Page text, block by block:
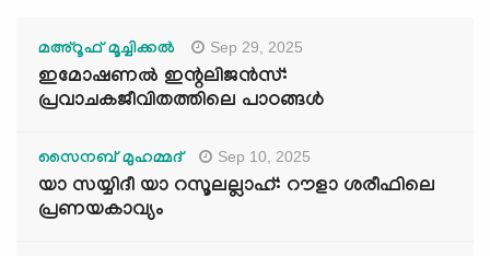
മഅ്റൂഫ് മൂച്ചിക്കല്‍ Sep 29, 2025
ഇമോഷണൽ ഇന്റലിജൻസ്:
പ്രവാചകജീവിതത്തിലെ പാഠങ്ങൾ
സൈനബ് മുഹമ്മദ് Sep 10, 2025
യാ സയ്യിദീ യാ റസൂലല്ലാഹ്: റൗളാ ശരീഫിലെ
പ്രണയകാവ്യം